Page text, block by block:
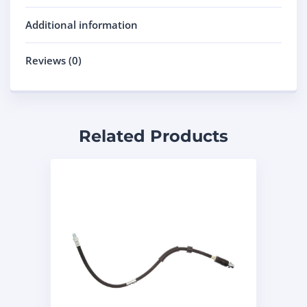
Additional information
Reviews (0)
Related Products